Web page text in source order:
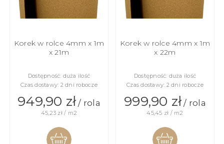
Korek w rolce 4mm x 1m
x 21m
Dostępność: duża ilość
Czas dostawy: 2 dni robocze
949,90 zł/ rola
45,23 zł / m2
Korek w rolce 4mm x 1m
x 22m
Dostępność: duża ilość
Czas dostawy: 2 dni robocze
999,90 zł/ rola
45,45 zł / m2